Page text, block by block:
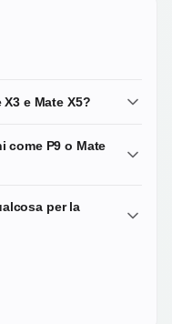
e Mate X5?
sostituzione del
del
come P9 o Mate
sul mercato. Scrivici
possiamo
per la
dal
non influenzano in